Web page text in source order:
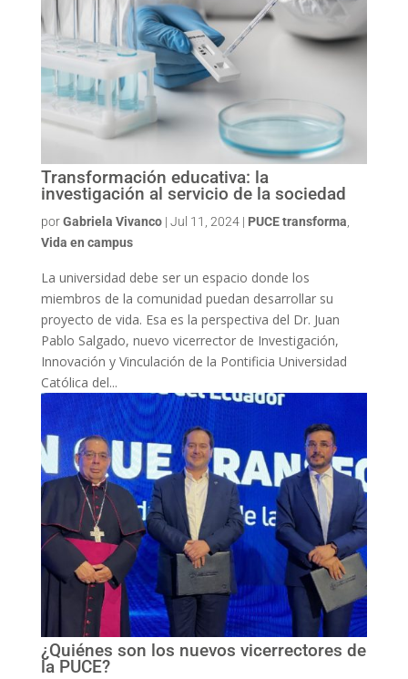
Transformación educativa: la
investigación al servicio de la sociedad
porGabriela Vivanco| Jul 11, 2024| PUCE transforma
Vida en campus
La universidad debe ser un espacio donde los
miembros de la comunidad puedan desarrollar su
proyecto de vida. Esa es la perspectiva del Dr. Juan
Pablo Salgado, nuevo vicerrector de Investigación,
Innovación y Vinculación de la Pontificia Universidad
Católica del...
¿Quiénes son los nuevos vicerrectores de
la PUCE?